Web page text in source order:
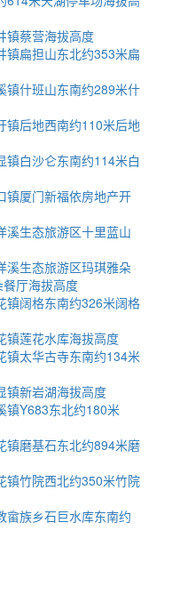
镇蔡营海拔高度
镇扁担山东北约353米扁
镇什班山东南约289米什
镇后地西南约110米后地
镇白沙仑东南约114米白
镇厦门新福依房地产开
溪生态旅游区十里蓝山
溪生态旅游区玛琪雅朵
厅海拔高度
镇阔格东南约326米阔格
镇莲花水库海拔高度
镇太华古寺东南约134米
镇新岩湖海拔高度
镇Y683东北约180米
镇磨基石东北约894米磨
镇竹院西北约350米竹院
畲族乡石巨水库东南约